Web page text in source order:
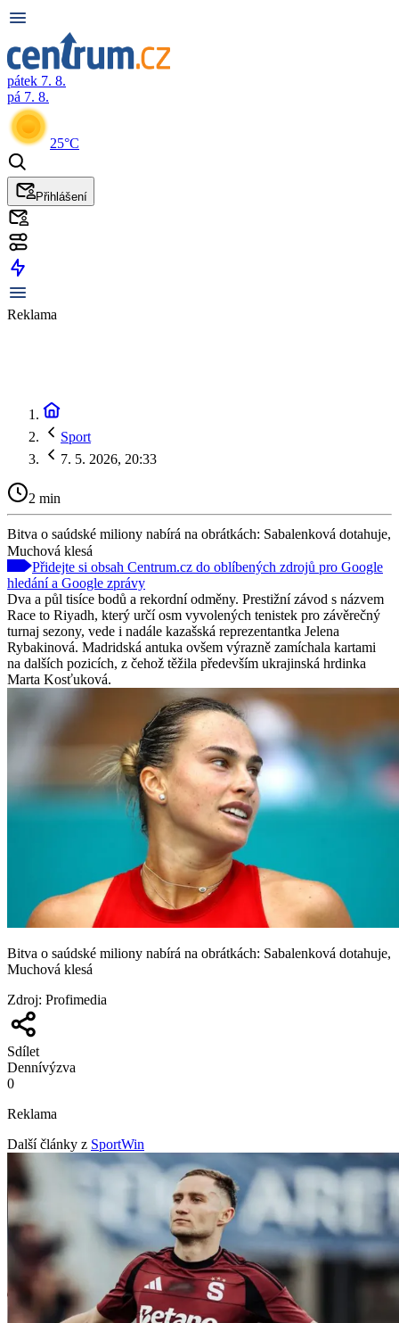
pátek 7. 8.
pá 7. 8.
25°C
Přihlášení
Reklama
Sport
7. 5. 2026, 20:33
2 min
Bitva o saúdské miliony nabírá na obrátkách: Sabalenková dotahuje,
Muchová klesá
Přidejte si obsah Centrum.cz do oblíbených zdrojů pro Google
hledání a Google zprávy
Dva a půl tisíce bodů a rekordní odměny. Prestižní závod s názvem
Race to Riyadh, který určí osm vyvolených tenistek pro závěrečný
turnaj sezony, vede i nadále kazašská reprezentantka Jelena
Rybakinová. Madridská antuka ovšem výrazně zamíchala kartami
na dalších pozicích, z čehož těžila především ukrajinská hrdinka
Marta Kosťuková.
Bitva o saúdské miliony nabírá na obrátkách: Sabalenková dotahuje,
Muchová klesá
Zdroj: Profimedia
Sdílet
Dennívýzva
0
Reklama
Další články z SportWin